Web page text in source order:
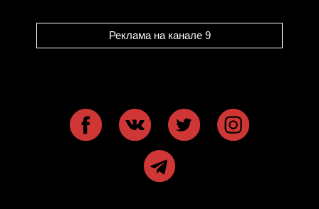
Реклама на канале 9